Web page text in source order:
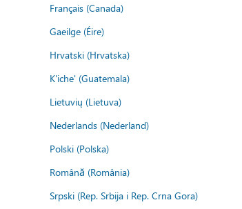
Français (Canada)
Gaeilge (Éire)
Hrvatski (Hrvatska)
K'iche' (Guatemala)
Lietuvių (Lietuva)
Nederlands (Nederland)
Polski (Polska)
Română (România)
Srpski (Rep. Srbija i Rep. Crna Gora)